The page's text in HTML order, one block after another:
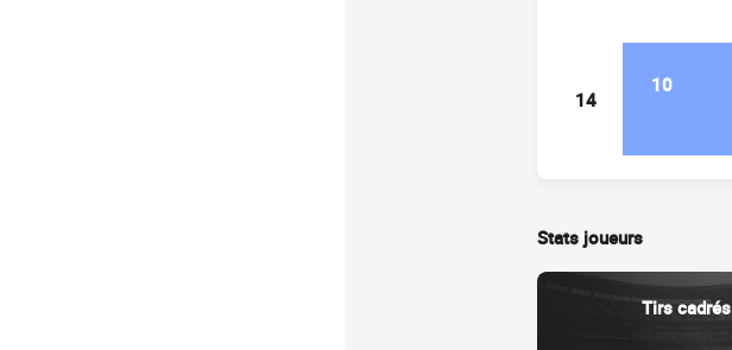
14
10
Stats joueurs
Tirs cadrés